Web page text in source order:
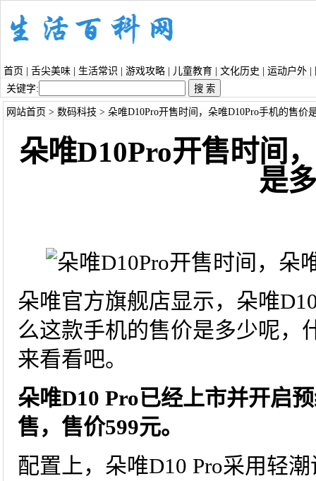
首页 舌尖美味 生活常识 游戏攻略 儿童教育 文化历史 运动户外
关键字:
网站首页 > 数码科技 > 朵唯D10Pro开售时间，朵唯D10Pro手机的售价
朵唯D10Pro开售时间
是
朵唯官方旗舰店显示，朵唯
么这款手机的售价是多少呢，
来看看吧。
朵唯D10 Pro已经上市并开启
售，售价599元。
配置上，朵唯D10 Pro采用轻